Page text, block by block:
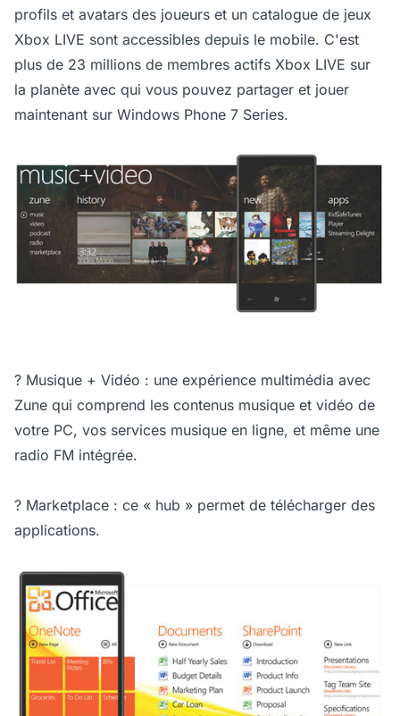
profils et avatars des joueurs et un catalogue de jeux
Xbox LIVE sont accessibles depuis le mobile. C'est
plus de 23 millions de membres actifs Xbox LIVE sur
la planète avec qui vous pouvez partager et jouer
maintenant sur Windows Phone 7 Series.
? Musique + Vidéo : une expérience multimédia avec
Zune qui comprend les contenus musique et vidéo de
votre PC, vos services musique en ligne, et même une
radio FM intégrée.
? Marketplace : ce « hub » permet de télécharger des
applications.